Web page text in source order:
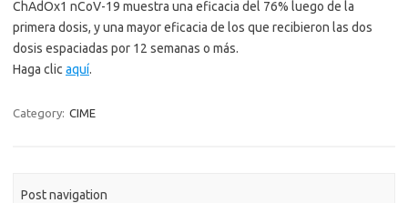
ChAdOx1 nCoV-19 muestra una eficacia del 76% luego de la
primera dosis, y una mayor eficacia de los que recibieron las dos
dosis espaciadas por 12 semanas o más.
Haga clicaquí.
Category: CIME
Post navigation